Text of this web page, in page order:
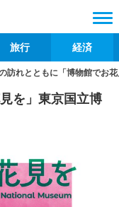
旅行 経済
訪れとともに「博物館でお
を」東京国立博